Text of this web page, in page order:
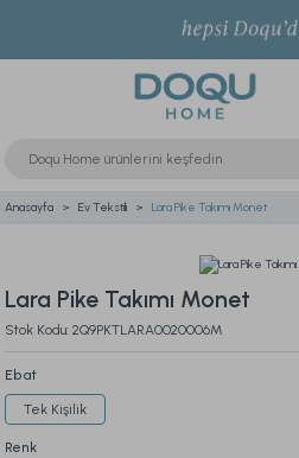
Anasayfa Ev Tekstili Lara Pike Takımı Monet
Lara Pike Takımı Monet
Stok Kodu: 2Q9PKTLARA0020006M
Ebat
Tek Kişilik
Renk